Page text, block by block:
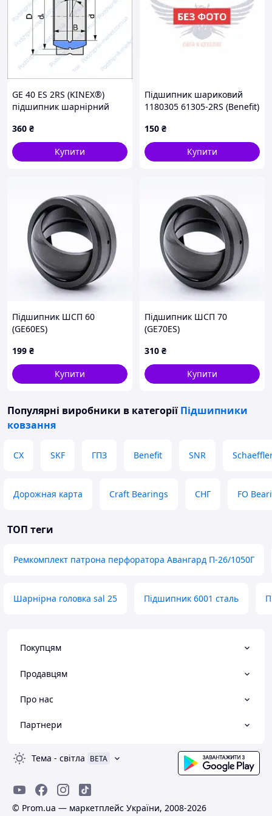
GE 40 ES 2RS (KINEX®)
підшипник шарнірний
360 ₴
Купити
Підшипник шариковий
1180305 61305-2RS (Benefit)
рул. упр. ГАЗ (1180305
61305-2RS) ,1180305
150 ₴
Купити
Підшипник ШСП 60
(GE60ES)
199 ₴
Купити
Підшипник ШСП 70
(GE70ES)
310 ₴
Купити
Популярні виробники в категорії Підшипники
ковзання
CX SKF ГПЗ Benefit SNR
Дорожная карта Craft Bearings СНГ FO
ТОП теги
Ремкомплект патрона перфоратора Авангард П-26/1050Г
Шарнірна головка sal 25 Підшипник 6001 сталь
Покупцям
Продавцям
Про нас
Партнери
Тема - світла BETA
© Prom.ua — маркетплейс України, 2008-2026